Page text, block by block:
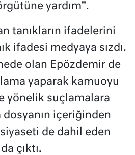
yardım”.
tanıkların ifadelerini
ifadesi medyaya sızdı.
olan Epözdemir de
yaparak kamuoyu
yönelik suçlamalara
içeriğinden
siyaseti de dahil eden
çıktı.